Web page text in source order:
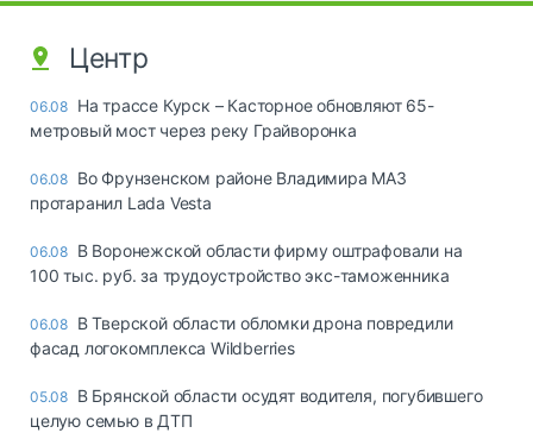
Центр
06.08 На трассе Курск – Касторное обновляют 65-
метровый мост через реку Грайворонка
06.08 Во Фрунзенском районе Владимира МАЗ
протаранил Lada Vesta
06.08 В Воронежской области фирму оштрафовали на
100 тыс. руб. за трудоустройство экс-таможенника
06.08 В Тверской области обломки дрона повредили
фасад логокомплекса Wildberries
05.08 В Брянской области осудят водителя, погубившего
целую семью в ДТП